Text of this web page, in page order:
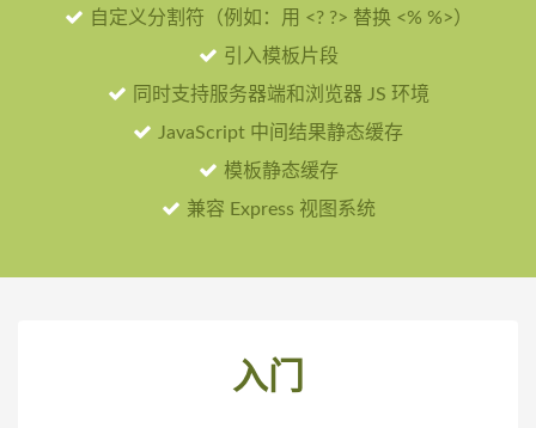
自定义分割符（例如：用 <? ?> 替换 <% %>）
引入模板片段
同时支持服务器端和浏览器 JS 环境
JavaScript 中间结果静态缓存
模板静态缓存
兼容 Express 视图系统
入门